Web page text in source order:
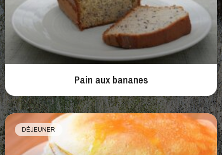
Pain aux bananes
DÉJEUNER